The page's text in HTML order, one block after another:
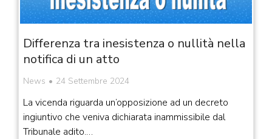
Differenza tra inesistenza o nullità nella
notifica di un atto
News 24 Settembre 2024
La vicenda riguarda un’opposizione ad un decreto
ingiuntivo che veniva dichiarata inammissibile dal
Tribunale adito.…